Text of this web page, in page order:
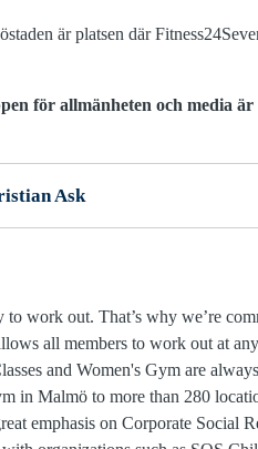
är platsen där
för allmänheten och media
Ask
work out. That’s why we’re
all members to work out at
and Women's Gym are
in Malmö to more than 280
emphasis on Corporate Social